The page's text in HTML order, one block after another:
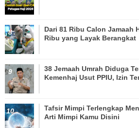
Dari 81 Ribu Calon Jamaah
Ribu yang Layak Berangkat
38 Jemaah Umrah Diduga
Kemenhaj Usut PPIU, Izin
Tafsir Mimpi Terlengkap
Arti Mimpi Kamu Disini